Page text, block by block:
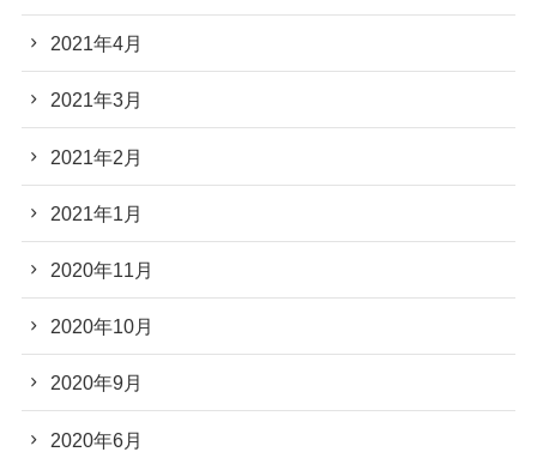
2021年4月
2021年3月
2021年2月
2021年1月
2020年11月
2020年10月
2020年9月
2020年6月